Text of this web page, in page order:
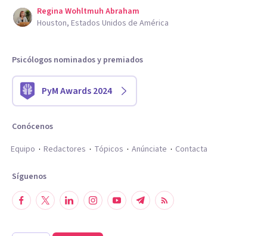
Regina Wohltmuh Abraham
Houston, Estados Unidos de América
Psicólogos nominados y premiados
PyM Awards 2024
Conócenos
Equipo
Redactores Tópicos Anúnciate Contacta
Síguenos